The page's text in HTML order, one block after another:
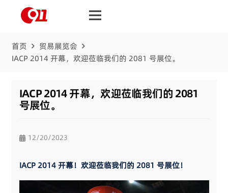
首页
贸易展览会
IACP 2014 开幕，欢迎莅临我们的 2081 号展位。
IACP 2014 开幕，欢迎莅临我们的 2081
号展位。
12/20/2023
IACP 2014 开幕！欢迎莅临我们的 2081 号展位！